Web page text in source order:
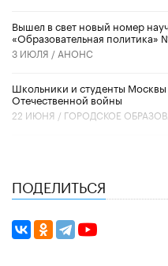
Вышел в свет новый номер
«Образовательная политика»
3 ИЮЛЯ / АНОНС
Школьники и студенты Москвы
Отечественной войны
22 ИЮНЯ / ГОРОДСКОЕ
ПОДЕЛИТЬСЯ